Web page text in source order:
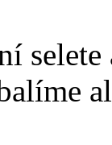
selete